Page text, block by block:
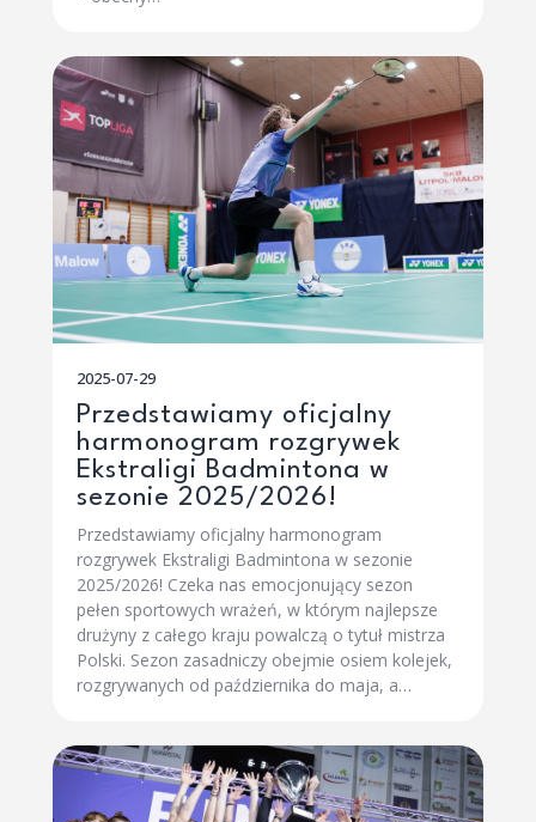
2025-07-29
Przedstawiamy oficjalny
harmonogram rozgrywek
Ekstraligi Badmintona w
sezonie 2025/2026!
Przedstawiamy oficjalny harmonogram
rozgrywek Ekstraligi Badmintona w sezonie
2025/2026! Czeka nas emocjonujący sezon
pełen sportowych wrażeń, w którym najlepsze
drużyny z całego kraju powalczą o tytuł mistrza
Polski. Sezon zasadniczy obejmie osiem kolejek,
rozgrywanych od października do maja, a…